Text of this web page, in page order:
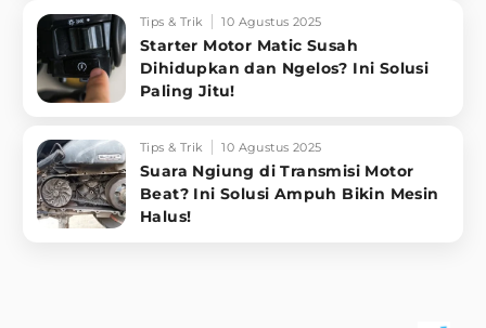
Tips & Trik 10 Agustus 2025
Starter Motor Matic Susah
Dihidupkan dan Ngelos? Ini Solusi
Paling Jitu!
Tips & Trik 10 Agustus 2025
Suara Ngiung di Transmisi Motor
Beat? Ini Solusi Ampuh Bikin Mesin
Halus!